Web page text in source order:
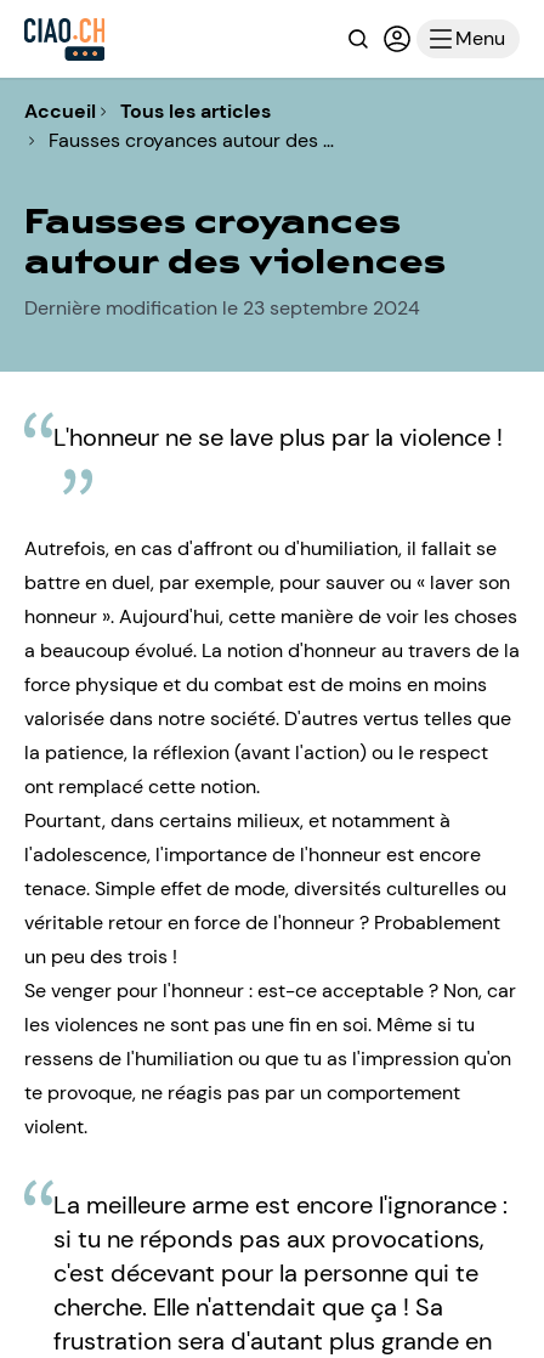
RechercheConnexion
Menu
Accueil
Tous les articles
Fausses croyances autour des …
Fausses croyances
autour des violences
Dernière modification le 23 septembre 2024
L'honneur ne se lave plus par la violence !
Autrefois, en cas d'affront ou d'humiliation, il fallait se
battre en duel, par exemple, pour sauver ou « laver son
honneur ». Aujourd'hui, cette manière de voir les choses
a beaucoup évolué. La notion d'honneur au travers de la
force physique et du combat est de moins en moins
valorisée dans notre société. D'autres vertus telles que
la patience, la réflexion (avant l'action) ou le respect
ont remplacé cette notion.
Pourtant, dans certains milieux, et notamment à
l'adolescence, l'importance de l'honneur est encore
tenace. Simple effet de mode, diversités culturelles ou
véritable retour en force de l'honneur ? Probablement
un peu des trois !
Se venger pour l'honneur : est-ce acceptable ? Non, car
les violences ne sont pas une fin en soi. Même si tu
ressens de l'humiliation ou que tu as l'impression qu'on
te provoque, ne réagis pas par un comportement
violent.
La meilleure arme est encore l'ignorance :
si tu ne réponds pas aux provocations,
c'est décevant pour la personne qui te
cherche. Elle n'attendait que ça ! Sa
frustration sera d'autant plus grande en